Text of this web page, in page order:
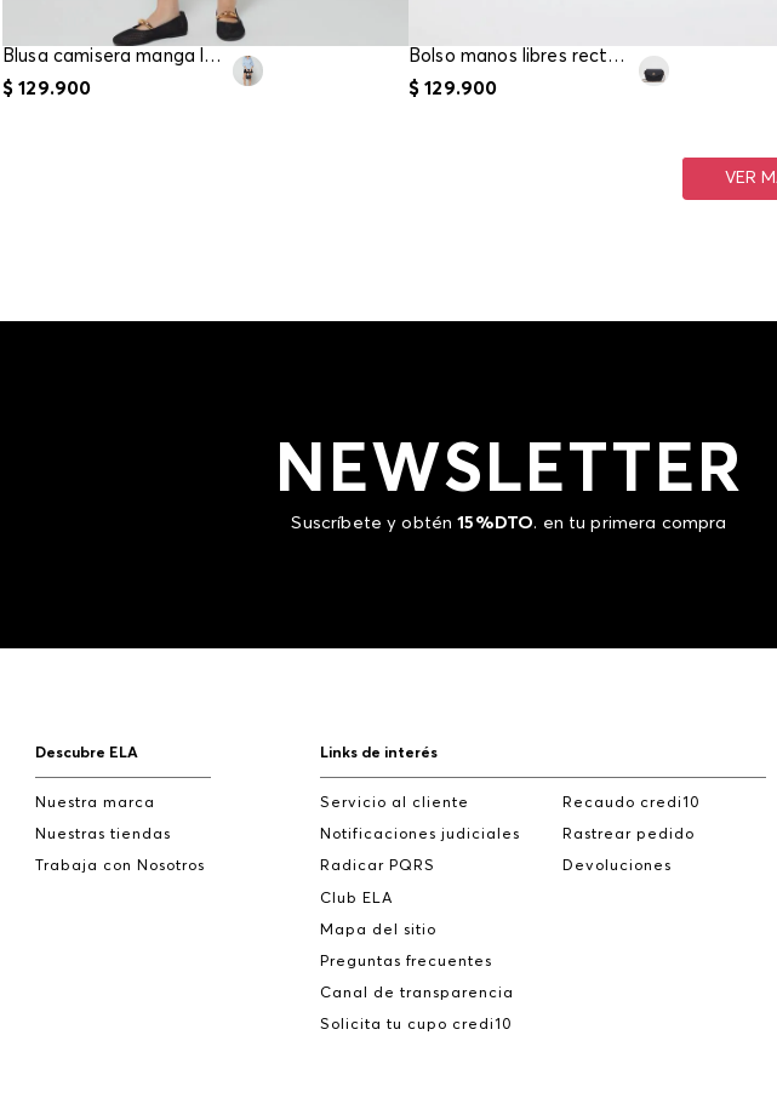
Blusa camisera manga larga para mujer
$ 129.900
Bolso manos libres rectangular
$ 129.900
NEWSLETTER
Suscríbete y obtén15%DTO. en tu primera compra
Descubre ELA
Nuestra marca
Nuestras tiendas
Trabaja con Nosotros
Links de interés
Servicio al cliente
Notificaciones judiciales
Radicar PQRS
Club ELA
Mapa del sitio
Preguntas frecuentes
Canal de transparencia
Solicita tu cupo credi10
Recaudo credi10
Rastrear pedido
Devoluciones